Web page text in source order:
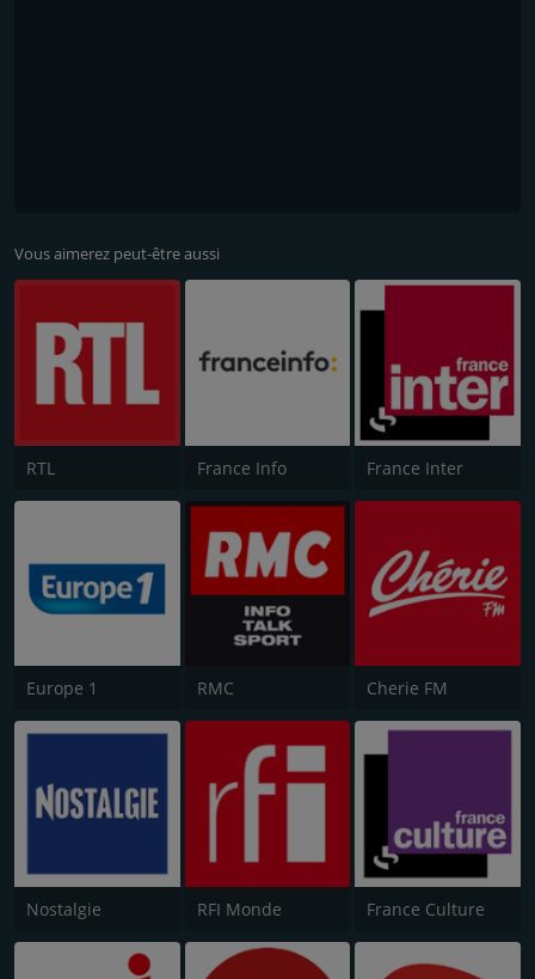
Vous aimerez peut-être aussi
RTL France Info France Inter
Europe 1 RMC Cherie FM
Nostalgie RFI Monde France Culture